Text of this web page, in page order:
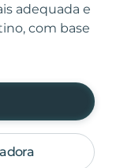
adequada e
com base